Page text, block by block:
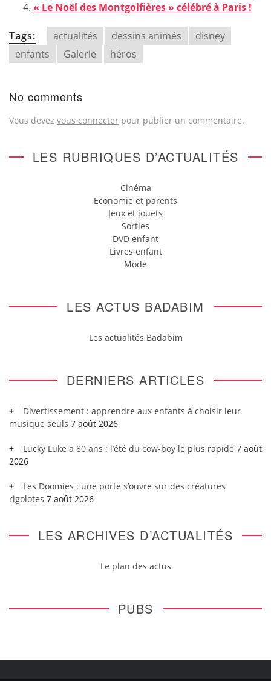
« Le Noël des Montgolfières » célébré à Paris !
Tags: actualités dessins animés
disney
enfants
Galerie héros
No comments
Vous devez vous connecter pour publier un commentaire.
LES RUBRIQUES D’ACTUALITÉS
Cinéma
Economie et parents
Jeux et jouets
Sorties
DVD enfant
Livres enfant
Mode
LES ACTUS BADABIM
Les actualités Badabim
DERNIERS ARTICLES
Divertissement : apprendre aux enfants à choisir leur
musique seuls 7 août 2026
Lucky Luke a 80 ans : l’été du cow-boy le plus rapide 7 août
2026
Les Doomies : une porte s’ouvre sur des créatures
rigolotes 7 août 2026
LES ARCHIVES D’ACTUALITÉS
Le plan des actus
PUBS